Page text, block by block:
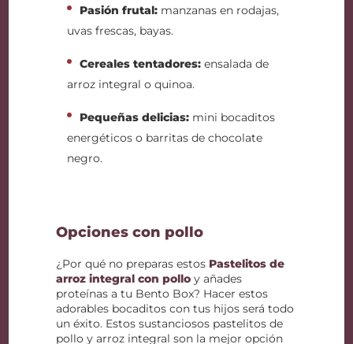
Pasión frutal: manzanas en rodajas,
uvas frescas, bayas.
Cereales tentadores: ensalada de
arroz integral o quinoa.
Pequeñas delicias: mini bocaditos
energéticos o barritas de chocolate
negro.
Opciones con pollo
¿Por qué no preparas estos Pastelitos de
arroz integral con pollo y añades
proteínas a tu Bento Box? Hacer estos
adorables bocaditos con tus hijos será todo
un éxito. Estos sustanciosos pastelitos de
pollo y arroz integral son la mejor opción